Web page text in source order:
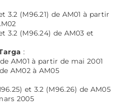
3.2 (M96.21) de AM01 à partir
3.2 (M96.24) de AM03 et
:
AM01 à partir de mai 2001
AM02 à AM05
et 3.2 (M96.26) de AM05
2005